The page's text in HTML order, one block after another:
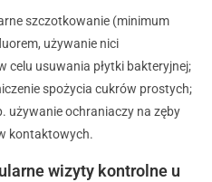
szczotkowanie (minimum
używanie nici
celu usuwania płytki bakteryjnej;
spożycia cukrów prostych;
używanie ochraniaczy na zęby
kontaktowych.
wizyty kontrolne u